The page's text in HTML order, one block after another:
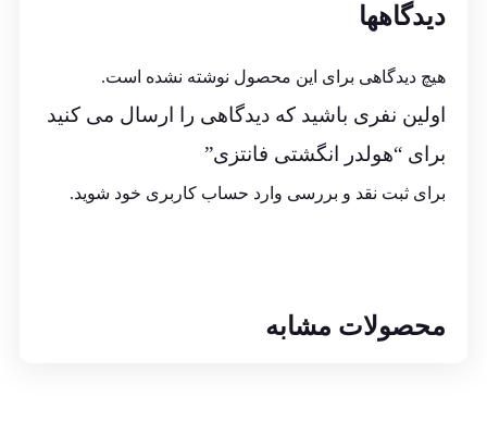
دیدگاهها
هیچ دیدگاهی برای این محصول نوشته نشده است.
اولین نفری باشید که دیدگاهی را ارسال می کنید
برای “هولدر انگشتی فانتزی”
برای ثبت نقد و بررسی وارد حساب کاربری خود شوید.
محصولات مشابه